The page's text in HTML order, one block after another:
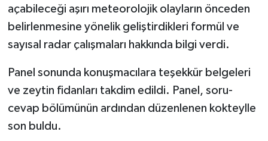
açabileceği aşırı meteorolojik olayların önceden
belirlenmesine yönelik geliştirdikleri formül ve
sayısal radar çalışmaları hakkında bilgi verdi.
Panel sonunda konuşmacılara teşekkür belgeleri
ve zeytin fidanları takdim edildi. Panel, soru-
cevap bölümünün ardından düzenlenen kokteylle
son buldu.